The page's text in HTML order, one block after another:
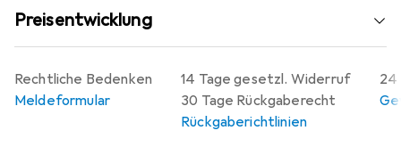
Preisentwicklung
14 Tage gesetzl. Widerruf
30 Tage Rückgaberecht
Rückgaberichtlinien
24
Rechtliche Bedenken
Meldeformular